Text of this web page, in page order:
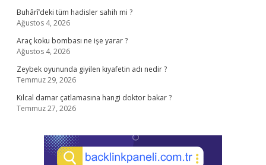
Buhârî’deki tüm hadisler sahih mi ?
Ağustos 4, 2026
Araç koku bombası ne işe yarar ?
Ağustos 4, 2026
Zeybek oyununda giyilen kıyafetin adı nedir ?
Temmuz 29, 2026
Kılcal damar çatlamasına hangi doktor bakar ?
Temmuz 27, 2026